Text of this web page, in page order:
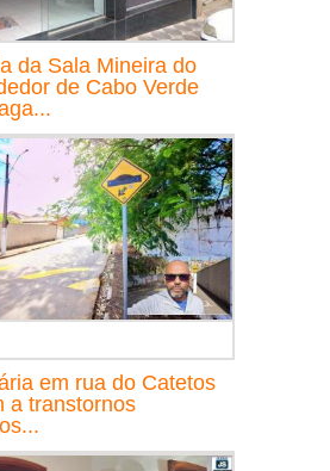
da Sala Mineira do
de Cabo Verde
em rua do Catetos
a transtornos